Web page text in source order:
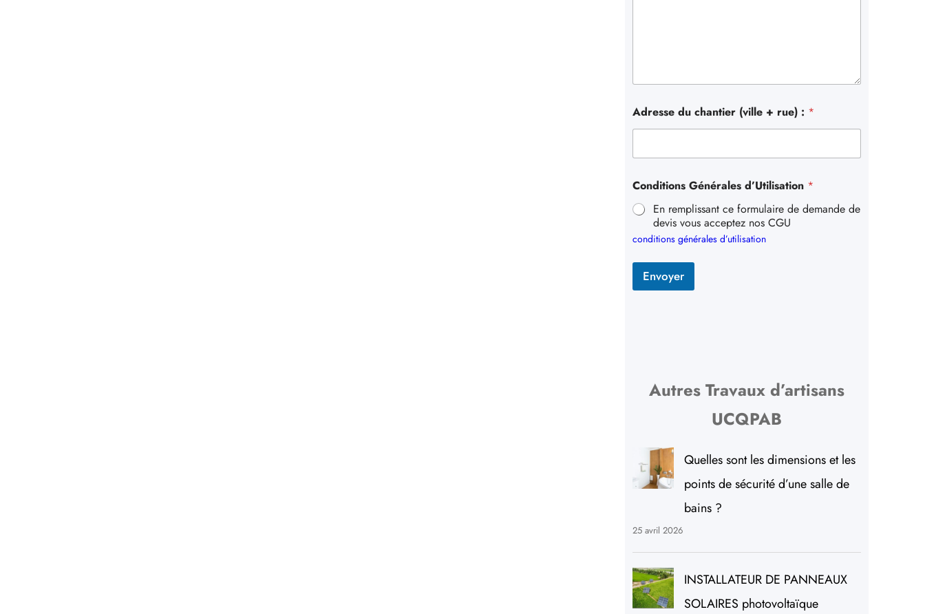
Adresse du chantier (ville + rue) : *
Conditions Générales d’Utilisation *
En remplissant ce formulaire de demande de
devis vous acceptez nos CGU
conditions générales d’utilisation
Envoyer
Autres Travaux d’artisans
UCQPAB
Quelles sont les dimensions et les
points de sécurité d’une salle de
bains ?
25 avril 2026
INSTALLATEUR DE PANNEAUX
SOLAIRES photovoltaïque